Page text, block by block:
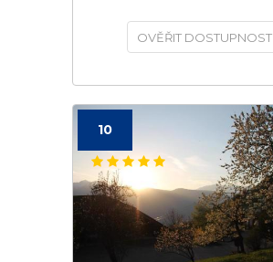
OVĚŘIT DOSTUPNOST
10